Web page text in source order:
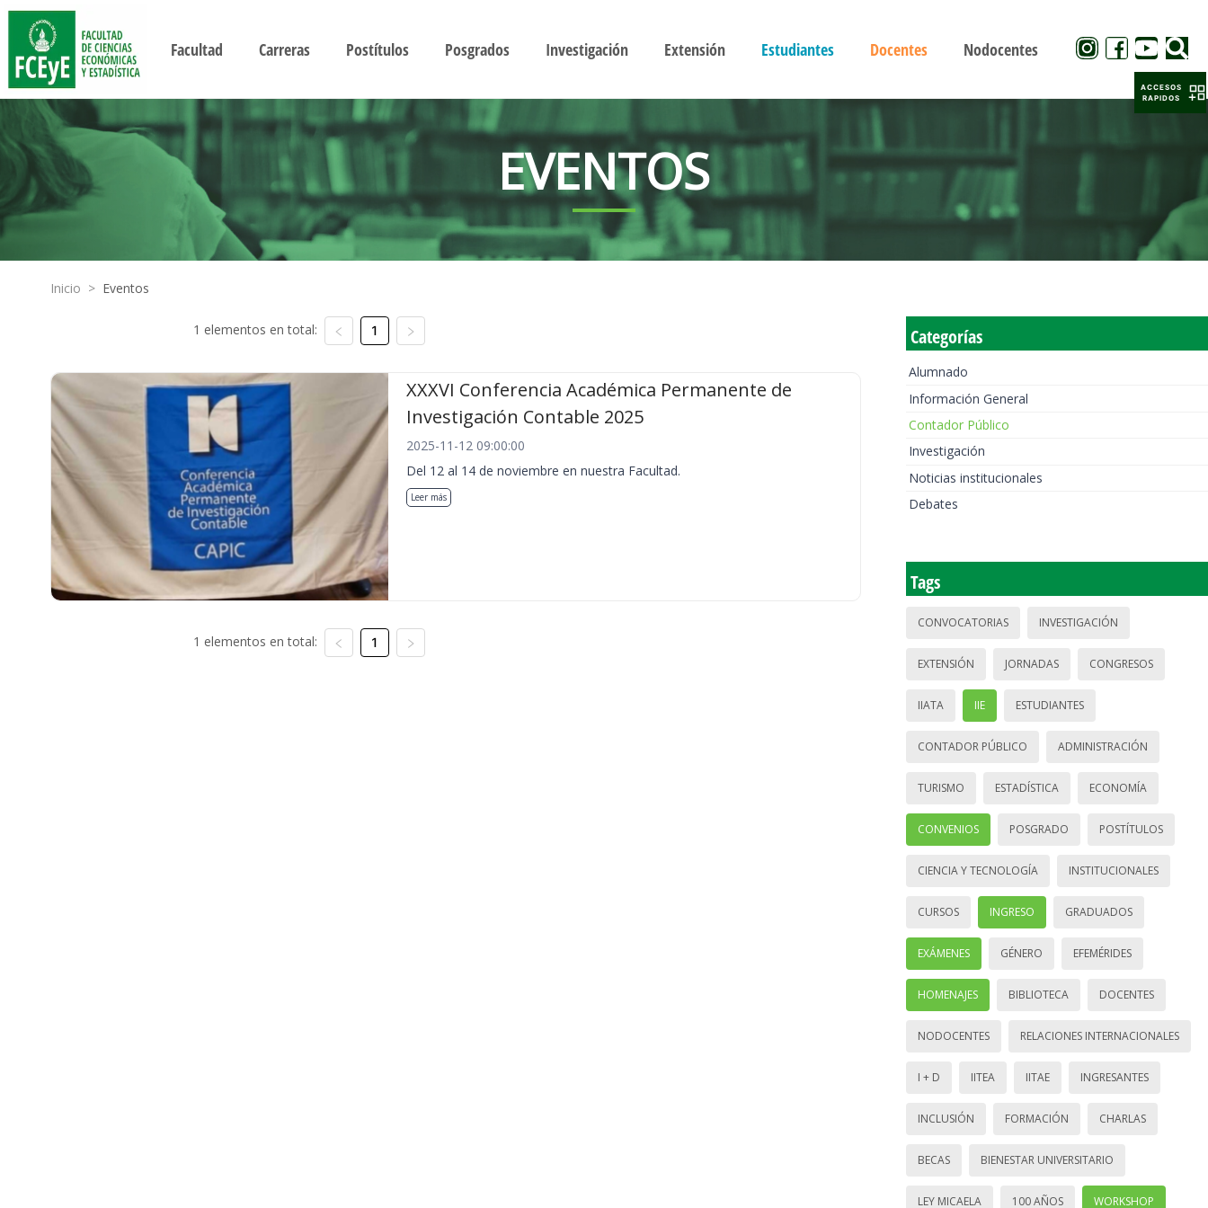
Facultad Carreras Postítulos Posgrados Investigación Extensión Estudiantes Docentes Nodocentes
EVENTOS
Inicio > Eventos
1 elementos en total: 1
XXXVI Conferencia Académica Permanente de
Investigación Contable 2025
2025-11-12 09:00:00
Del 12 al 14 de noviembre en nuestra Facultad.
Leer más
1 elementos en total: 1
Categorías
Alumnado
Información General
Contador Público
Investigación
Noticias institucionales
Debates
Tags
CONVOCATORIAS INVESTIGACIÓN
EXTENSIÓN JORNADAS CONGRESOS
IIATA IIE ESTUDIANTES
CONTADOR PÚBLICO ADMINISTRACIÓN
TURISMO ESTADÍSTICA ECONOMÍA
CONVENIOS POSGRADO POSTÍTULOS
CIENCIA Y TECNOLOGÍA INSTITUCIONALES
CURSOS INGRESO GRADUADOS
EXÁMENES GÉNERO EFEMÉRIDES
HOMENAJES BIBLIOTECA DOCENTES
NODOCENTES RELACIONES INTERNACIONALES
I + D IITEA IITAE INGRESANTES
INCLUSIÓN FORMACIÓN CHARLAS
BECAS BIENESTAR UNIVERSITARIO
LEY MICAELA 100 AÑOS WORKSHOP
ACCESOS
RAPIDOS